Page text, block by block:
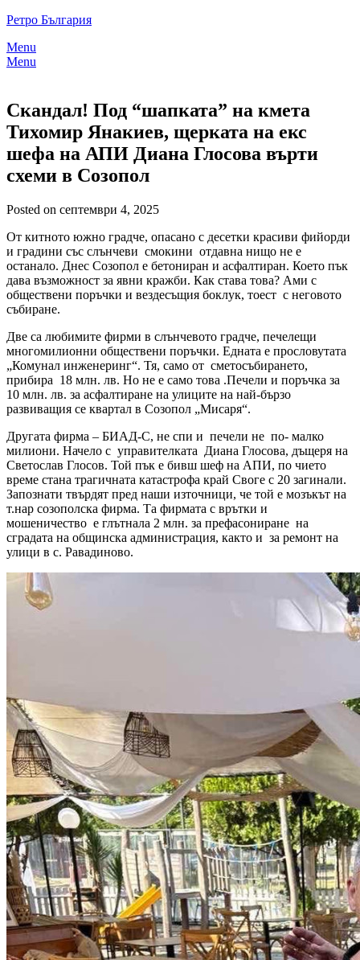
Skip
content
Ретро България
Menu
Menu
Скандал! Под “шапката” на кмета
Тихомир Янакиев, щерката на екс
шефа на АПИ Диана Глосова върти
схеми в Созопол
Posted on септември 4, 2025
От китното южно градче, опасано с десетки красиви фийорди
и градини със слънчеви смокини отдавна нищо не е
останало. Днес Созопол е бетониран и асфалтиран. Което пък
дава възможност за явни кражби. Как става това? Ами с
обществени поръчки и вездесъщия боклук, тоест с неговото
събиране.
Две са любимите фирми в слънчевото градче, печелещи
многомилионни обществени поръчки. Едната е прословутата
„Комунал инженеринг“. Тя, само от сметосъбирането,
прибира 18 млн. лв. Но не е само това .Печели и поръчка за
10 млн. лв. за асфалтиране на улиците на най-бързо
развиващия се квартал в Созопол „Мисаря“.
Другата фирма – БИАД-С, не спи и печели не по- малко
милиони. Начело с управителката Диана Глосова, дъщеря на
Светослав Глосов. Той пък е бивш шеф на АПИ, по чието
време стана трагичната катастрофа край Своге с 20 загинали.
Запознати твърдят пред наши източници, че той е мозъкът на
т.нар созополска фирма. Та фирмата с врътки и
мошеничество е глътнала 2 млн. за префасониране на
сградата на общинска администрация, както и за ремонт на
улици в с. Равадиново.